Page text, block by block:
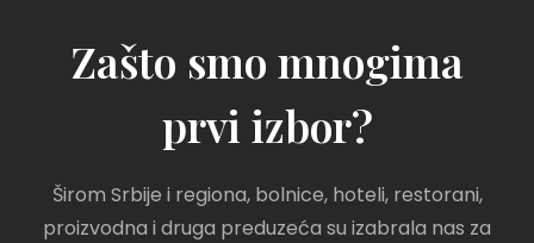
Zašto smo mnogima
prvi izbor?
Širom Srbije i regiona, bolnice, hoteli, restorani,
proizvodna i druga preduzeća su izabrala nas za